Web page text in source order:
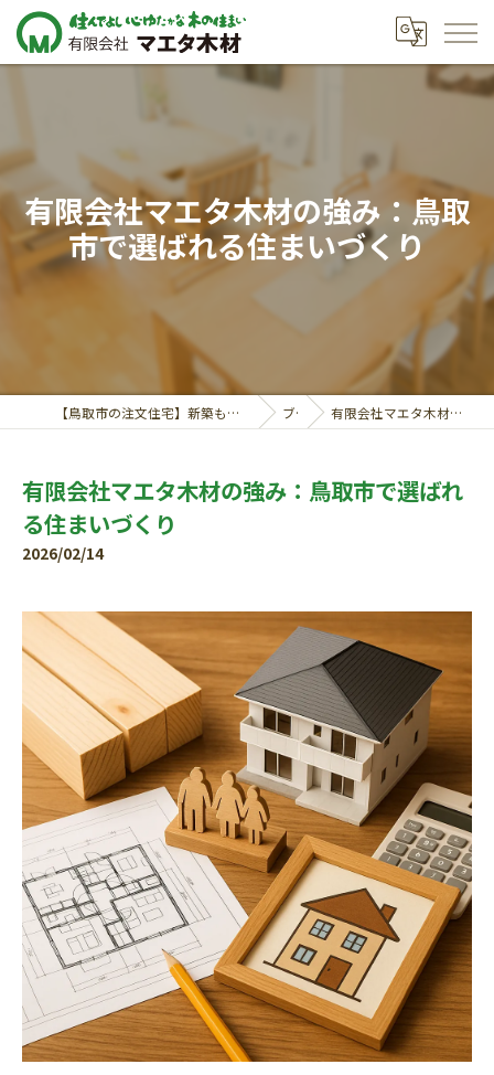
有限会社マエタ木材の強み：鳥取
市で選ばれる住まいづくり
【鳥取市の注文住宅】新築も対応の工務店｜価格相談受付中｜有限会社マエタ木材 ブログ 有限会社マエタ木材の強み：鳥取市で選ばれる住まいづくり
有限会社マエタ木材の強み：鳥取市で選ばれ
る住まいづくり
2026/02/14